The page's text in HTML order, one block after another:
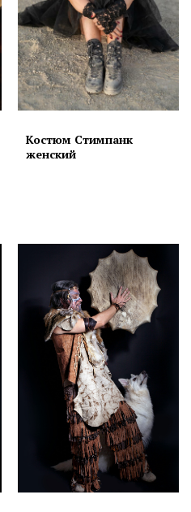
Костюм Стимпанк
женский